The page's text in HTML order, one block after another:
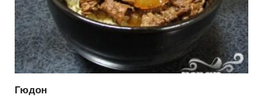
Гюдон